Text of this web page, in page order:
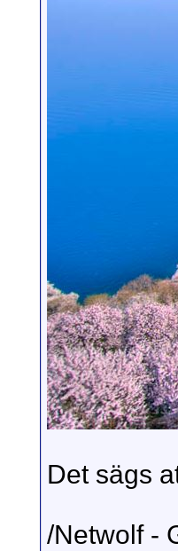
Det sägs
/Netwolf -